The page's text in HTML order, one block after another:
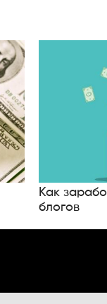
Как
блогов